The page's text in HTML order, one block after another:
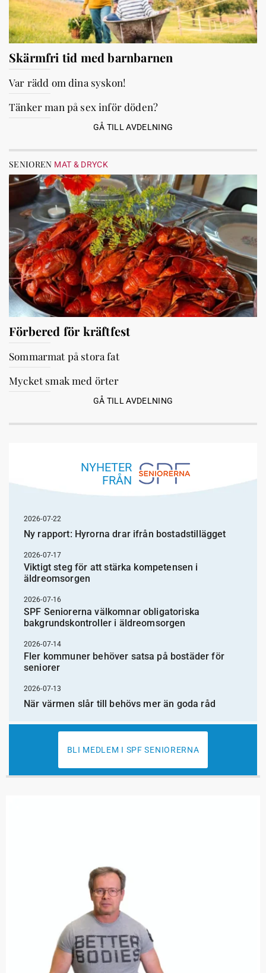
Skärmfri tid med barnbarnen
Var rädd om dina syskon!
Tänker man på sex inför döden?
GÅ TILL AVDELNING
SENIOREN MAT & DRYCK
Förbered för kräftfest
Sommarmat på stora fat
Mycket smak med örter
GÅ TILL AVDELNING
NYHETER
FRÅN
2026-07-22
Ny rapport: Hyrorna drar ifrån bostadstillägget
2026-07-17
Viktigt steg för att stärka kompetensen i
äldreomsorgen
2026-07-16
SPF Seniorerna välkomnar obligatoriska
bakgrundskontroller i äldreomsorgen
2026-07-14
Fler kommuner behöver satsa på bostäder för
seniorer
2026-07-13
När värmen slår till behövs mer än goda råd
BLI MEDLEM I SPF SENIORERNA